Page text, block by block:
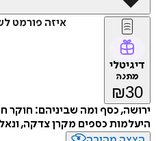
איזה פורמט
דיגיטלי
מתנה
₪30
ירושה, כסף ומה שביניהם: חוקר
היעלמות כספים מקרן צדקה,